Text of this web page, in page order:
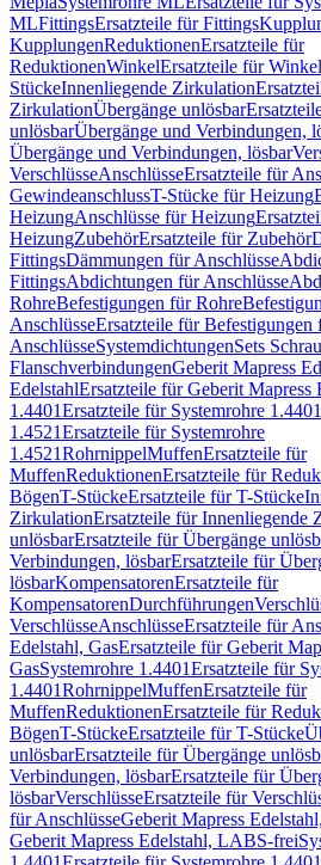
MLFittingsErsatzteile für Fittings
KupplungenReduktionenErsatzteile für
ReduktionenWinkelErsatzteile für Winkel
StückeInnenliegende Zirkulation
ZirkulationÜbergänge unlösbar
unlösbarÜbergänge und Verbindungen,
Übergänge und Verbindungen, lösbar
VerschlüsseAnschlüsseErsatzteile für
GewindeanschlussT-Stücke für Heizung
HeizungAnschlüsse für Heizung
HeizungZubehörErsatzteile für Zubehör
FittingsDämmungen für Anschlüsse
FittingsAbdichtungen für Anschlüsse
RohreBefestigungen für Rohre
AnschlüsseErsatzteile für Befestigungen
AnschlüsseSystemdichtungenSets
FlanschverbindungenGeberit Mapress
EdelstahlErsatzteile für Geberit Mapress
1.4401Ersatzteile für Systemrohre 1.4401
1.4521Ersatzteile für Systemrohre
1.4521RohrnippelMuffenErsatzteile für
MuffenReduktionenErsatzteile für
BögenT-StückeErsatzteile für T-Stücke
ZirkulationErsatzteile für Innenliegende
unlösbarErsatzteile für Übergänge
Verbindungen, lösbarErsatzteile für
lösbarKompensatorenErsatzteile für
KompensatorenDurchführungen
VerschlüsseAnschlüsseErsatzteile für
Edelstahl, GasErsatzteile für Geberit
GasSystemrohre 1.4401Ersatzteile für
1.4401RohrnippelMuffenErsatzteile für
MuffenReduktionenErsatzteile für
BögenT-StückeErsatzteile für T-Stücke
unlösbarErsatzteile für Übergänge
Verbindungen, lösbarErsatzteile für
lösbarVerschlüsseErsatzteile für
für AnschlüsseGeberit Mapress
Geberit Mapress Edelstahl, LABS-frei